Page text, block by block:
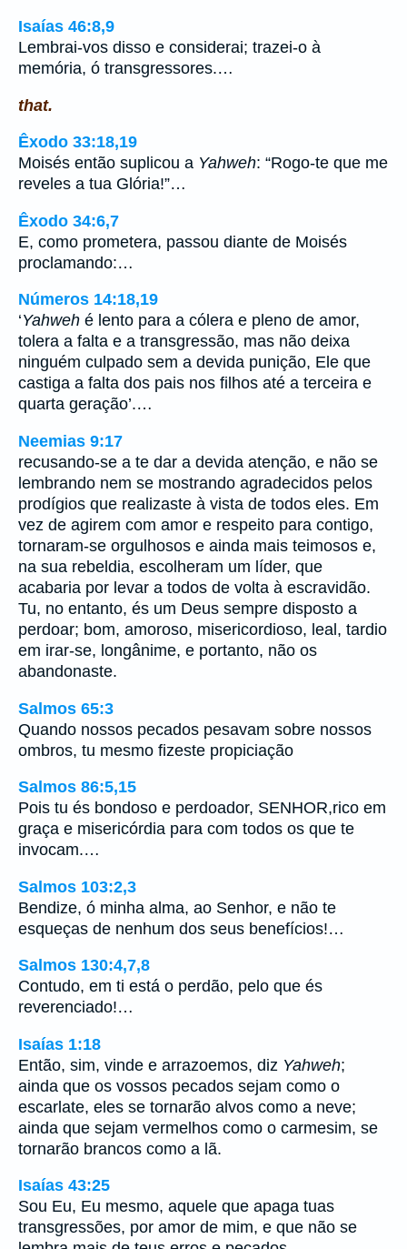
Isaías 46:8,9
Lembrai-vos disso e considerai; trazei-o à
memória, ó transgressores.…
that.
Êxodo 33:18,19
Moisés então suplicou a Yahweh: “Rogo-te que me
reveles a tua Glória!”…
Êxodo 34:6,7
E, como prometera, passou diante de Moisés
proclamando:…
Números 14:18,19
‘Yahweh é lento para a cólera e pleno de amor,
tolera a falta e a transgressão, mas não deixa
ninguém culpado sem a devida punição, Ele que
castiga a falta dos pais nos filhos até a terceira e
quarta geração’.…
Neemias 9:17
recusando-se a te dar a devida atenção, e não se
lembrando nem se mostrando agradecidos pelos
prodígios que realizaste à vista de todos eles. Em
vez de agirem com amor e respeito para contigo,
tornaram-se orgulhosos e ainda mais teimosos e,
na sua rebeldia, escolheram um líder, que
acabaria por levar a todos de volta à escravidão.
Tu, no entanto, és um Deus sempre disposto a
perdoar; bom, amoroso, misericordioso, leal, tardio
em irar-se, longânime, e portanto, não os
abandonaste.
Salmos 65:3
Quando nossos pecados pesavam sobre nossos
ombros, tu mesmo fizeste propiciação
Salmos 86:5,15
Pois tu és bondoso e perdoador, SENHOR,rico em
graça e misericórdia para com todos os que te
invocam.…
Salmos 103:2,3
Bendize, ó minha alma, ao Senhor, e não te
esqueças de nenhum dos seus benefícios!…
Salmos 130:4,7,8
Contudo, em ti está o perdão, pelo que és
reverenciado!…
Isaías 1:18
Então, sim, vinde e arrazoemos, diz Yahweh;
ainda que os vossos pecados sejam como o
escarlate, eles se tornarão alvos como a neve;
ainda que sejam vermelhos como o carmesim, se
tornarão brancos como a lã.
Isaías 43:25
Sou Eu, Eu mesmo, aquele que apaga tuas
transgressões, por amor de mim, e que não se